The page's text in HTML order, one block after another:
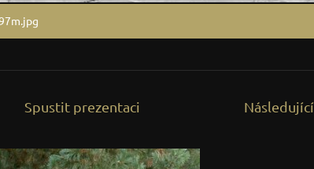
Spustit prezentaci Následující